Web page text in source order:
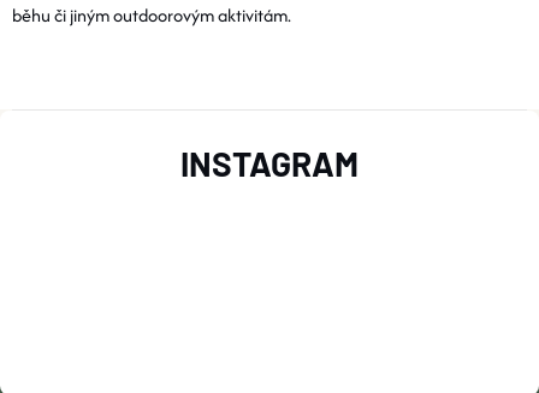
N
běhu či jiným outdoorovým aktivitám.
T
INSTAGRAM